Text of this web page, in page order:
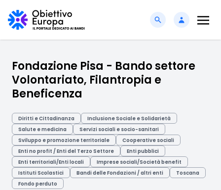
Fondazione Pisa - Bando settore
Volontariato, Filantropia e
Beneficenza
Diritti e Cittadinanza
Inclusione Sociale e Solidarietà
Salute e medicina
Servizi sociali e socio-sanitari
Sviluppo e promozione territoriale
Cooperative sociali
Enti no profit / Enti del Terzo Settore
Enti pubblici
Enti territoriali/Enti locali
Imprese sociali/Società benefit
Istituti Scolastici
Bandi delle Fondazioni / altri enti
Toscana
Fondo perduto